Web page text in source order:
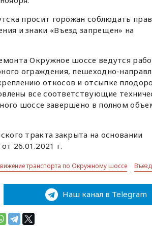
просит горожан соблюдать
и знаки «Въезд запрещен» на
Окружное шоссе ведутся
ограждения, пешеходно-
откосов и отсыпке
все соответствующие
шоссе завершено в полном
тракта закрыта на основании
26.01.2021 г.
транспорта по Окружному шоссе
Наш канал в Telegram